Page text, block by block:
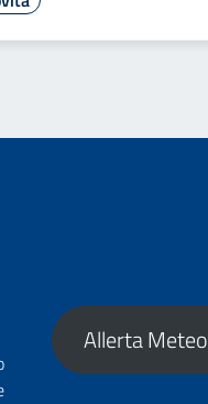
Allerta Meteo